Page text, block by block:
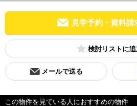
見学予約・資料請
検討リスト
メールで送る
この物件を見ている人におすすめの物件